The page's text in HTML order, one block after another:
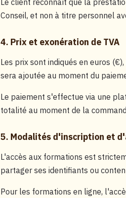
Le client reconnaît que la
Conseil, et non à titre personnel
4. Prix et exonération de TVA
Les prix sont indiqués en euros
sera ajoutée au moment du
Le paiement s'effectue via une
totalité au moment de la
5. Modalités d'inscription et
L'accès aux formations est
partager ses identifiants ou
Pour les formations en ligne,